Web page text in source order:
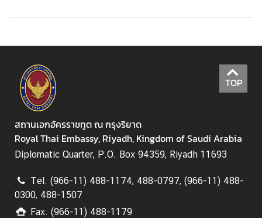
ต่
อ
TOP
สถานเอกอัครราชทูต ณ กรุงริยาด
Royal Thai Embassy, Riyadh, Kingdom of Saudi Arabia
Diplomatic Quarter, P.O. Box 94359, Riyadh 11693
Tel. (966-11) 488-1174, 488-0797, (966-11) 488-
0300, 488-1507
Fax. (966-11) 488-1179